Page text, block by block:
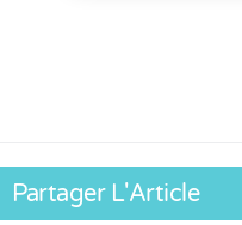
Partager L'Article